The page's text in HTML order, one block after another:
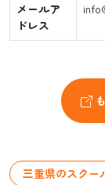
メールア
ドレス
三重県のスクー